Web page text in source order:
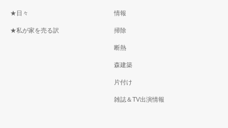
★日々
★私が家を売る訳
情報
掃除
断熱
森建築
片付け
雑誌＆TV出演情報